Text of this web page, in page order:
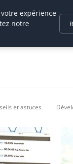
et astuces
expérience
notre